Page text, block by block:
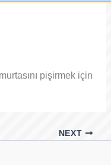
pişirmek için
NEXT